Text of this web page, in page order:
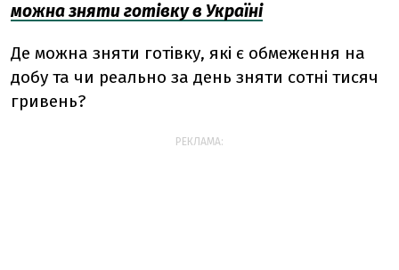
можна зняти готівку в Україні
Де можна зняти готівку, які є обмеження на
добу та чи реально за день зняти сотні тисяч
гривень?
РЕКЛАМА: